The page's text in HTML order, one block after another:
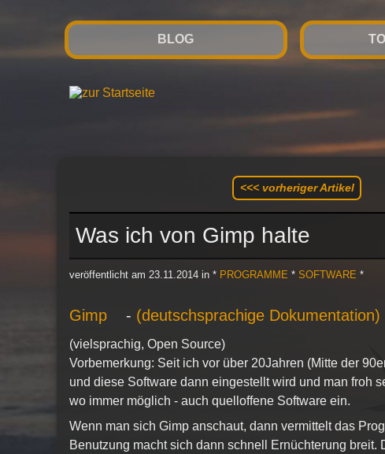
BLOG
<<< vorheriger Artikel
Was ich von Gimp halte
veröffentlicht am 23.11.2014 in * PROGRAMME * SOFTWARE *
Gimp - (deutschsprachige Dokumentation)
(vielsprachig, Open Source)
Vorbemerkung: Seit ich vor über 20Jahren (Mitte der
und diese Software dann eingestellt wird und man froh
wo immer möglich - auch quelloffene Software ein.
Wenn man sich Gimp anschaut, dann vermittelt das
Benutzung macht sich dann schnell Ernüchterung